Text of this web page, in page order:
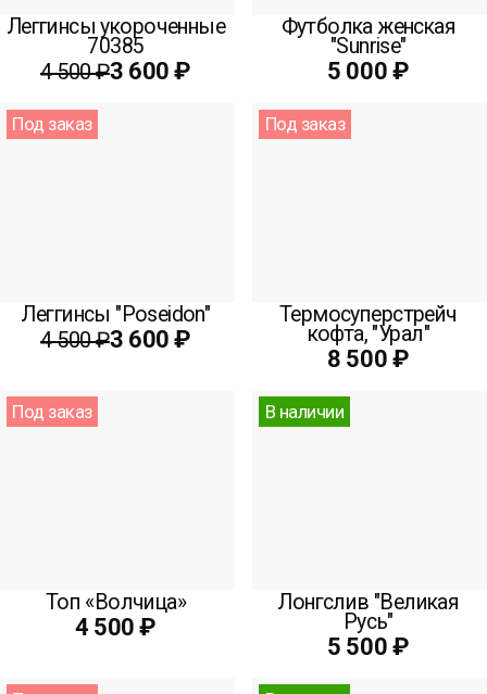
Леггинсы укороченные
70385
4 500 ₽3 600 ₽
Футболка женская
"Sunrise"
5 000 ₽
Под заказ
Леггинсы "Poseidon"
4 500 ₽3 600 ₽
Под заказ
Термосуперстрейч
кофта, "Урал"
8 500 ₽
Под заказ
Топ «Волчица»
4 500 ₽
В наличии
Лонгслив "Великая
Русь"
5 500 ₽